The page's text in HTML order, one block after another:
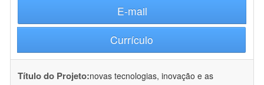
E-mail
Currículo
Título do Projeto:novas tecnologias, inovação e as